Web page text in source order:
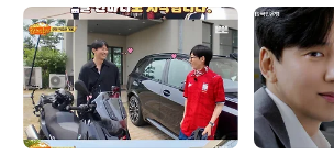
생활을 중단하게 된 힘든 경험도 토로했습니다. 이세창과
의 이혼 및 딸과의 관계김지연 씨는 전 남편인 배우 이세창
씨와 이혼 후 현재 딸을 홀로 양육하고 있습니다. 이세창 씨
는 재혼 후에도 딸과 ..